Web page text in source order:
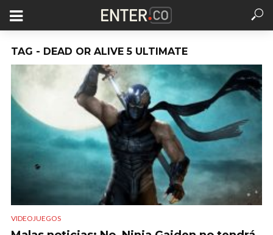
TAG - DEAD OR ALIVE 5 ULTIMATE
VIDEOJUEGOS